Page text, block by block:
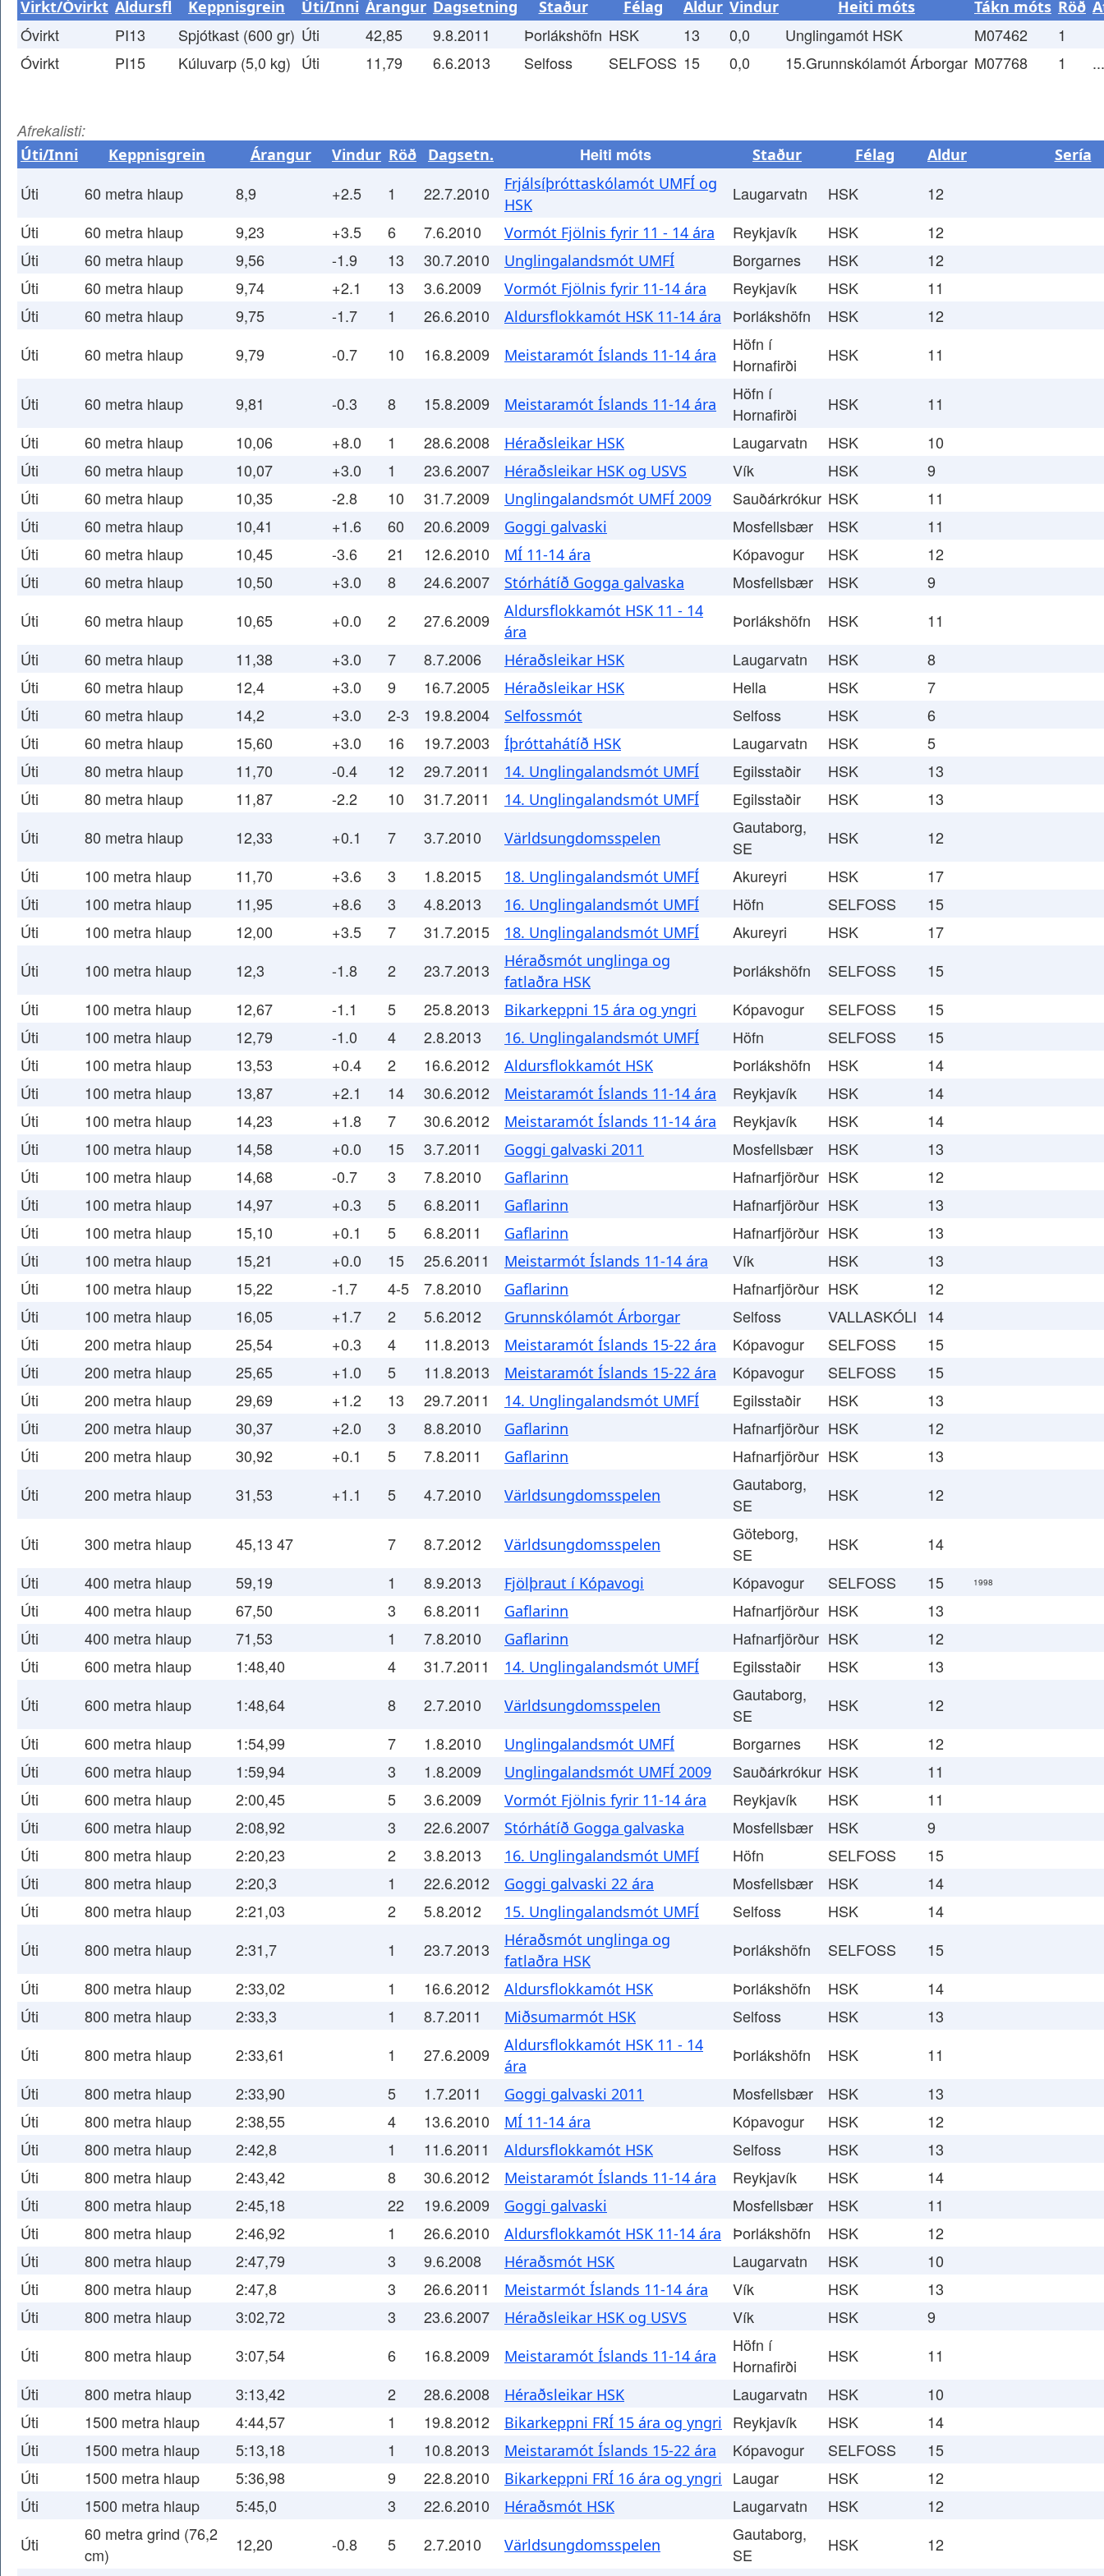
Virkt/Óvirkt Aldursfl Keppnisgrein Úti/Inni Árangur Dagsetning Staður Félag Aldur Vindur Heiti móts Tákn móts Röð
Óvirkt PI13 Spjótkast (600 gr) Úti 42,85 9.8.2011 Þorlákshöfn HSK 13 0,0 Unglingamót HSK M07462
1
Óvirkt
PI15 Kúluvarp (5,0 kg) Úti 11,79 6.6.2013 Selfoss SELFOSS 15 0,0 15.Grunnskólamót Árborgar M07768 1 ...
Afrekalisti:
Úti/Inni Keppnisgrein Árangur Vindur Röð Dagsetn. Heiti móts Staður Félag Aldur Sería
Úti 60 metra hlaup 8,9 +2.5 1 22.7.2010
Frjálsíþróttaskólamót UMFÍ og
HSK
Laugarvatn HSK
12
Úti
60 metra hlaup 9,23 +3.5 6 7.6.2010 Vormót Fjölnis fyrir 11 - 14 ára Reykjavík HSK
12
Úti
60 metra hlaup 9,56 -1.9 13 30.7.2010 Unglingalandsmót UMFÍ Borgarnes HSK
12
Úti
60 metra hlaup 9,74 +2.1 13 3.6.2009 Vormót Fjölnis fyrir 11-14 ára Reykjavík HSK
11
Úti
60 metra hlaup 9,75 -1.7 1 26.6.2010 Aldursflokkamót HSK 11-14 ára Þorlákshöfn HSK
12
Úti
60 metra hlaup 9,79 -0.7 10 16.8.2009 Meistaramót Íslands 11-14 ára
Höfn í
Hornafirði
HSK 11
Úti 60 metra hlaup 9,81 -0.3 8 15.8.2009 Meistaramót Íslands 11-14 ára
Höfn í
Hornafirði
HSK
11
Úti
60 metra hlaup 10,06 +8.0 1 28.6.2008 Héraðsleikar HSK Laugarvatn HSK
10
Úti
60 metra hlaup 10,07 +3.0 1 23.6.2007 Héraðsleikar HSK og USVS Vík HSK
9
Úti
60 metra hlaup 10,35 -2.8 10 31.7.2009 Unglingalandsmót UMFÍ 2009 Sauðárkrókur HSK
11
Úti
60 metra hlaup 10,41 +1.6 60 20.6.2009 Goggi galvaski Mosfellsbær HSK
11
Úti
60 metra hlaup 10,45 -3.6 21 12.6.2010 MÍ 11-14 ára Kópavogur HSK
12
Úti
60 metra hlaup 10,50 +3.0 8 24.6.2007 Stórhátíð Gogga galvaska Mosfellsbær HSK
9
Úti
60 metra hlaup 10,65 +0.0 2 27.6.2009
Aldursflokkamót HSK 11 - 14
ára
Þorlákshöfn HSK
11
Úti
60 metra hlaup 11,38 +3.0 7 8.7.2006 Héraðsleikar HSK Laugarvatn HSK
8
Úti
60 metra hlaup 12,4 +3.0 9 16.7.2005 Héraðsleikar HSK Hella HSK
7
Úti
60 metra hlaup 14,2 +3.0 2-3 19.8.2004 Selfossmót Selfoss HSK
6
Úti
60 metra hlaup 15,60 +3.0 16 19.7.2003 Íþróttahátíð HSK Laugarvatn HSK
5
Úti
80 metra hlaup 11,70 -0.4 12 29.7.2011 14. Unglingalandsmót UMFÍ Egilsstaðir HSK
13
Úti
80 metra hlaup 11,87 -2.2 10 31.7.2011 14. Unglingalandsmót UMFÍ Egilsstaðir HSK
13
Úti
80 metra hlaup 12,33 +0.1 7 3.7.2010 Världsungdomsspelen
Gautaborg,
SE
HSK
12
Úti
100 metra hlaup 11,70 +3.6 3 1.8.2015 18. Unglingalandsmót UMFÍ Akureyri HSK
17
Úti
100 metra hlaup 11,95 +8.6 3 4.8.2013 16. Unglingalandsmót UMFÍ Höfn SELFOSS
15
Úti
100 metra hlaup 12,00 +3.5 7 31.7.2015 18. Unglingalandsmót UMFÍ Akureyri HSK
17
Úti
100 metra hlaup 12,3 -1.8 2 23.7.2013
Héraðsmót unglinga og
fatlaðra HSK
Þorlákshöfn SELFOSS
15
Úti
100 metra hlaup 12,67 -1.1 5 25.8.2013 Bikarkeppni 15 ára og yngri Kópavogur SELFOSS
15
Úti
100 metra hlaup 12,79 -1.0 4 2.8.2013 16. Unglingalandsmót UMFÍ Höfn SELFOSS
15
Úti
100 metra hlaup 13,53 +0.4 2 16.6.2012 Aldursflokkamót HSK Þorlákshöfn HSK
14
Úti
100 metra hlaup 13,87 +2.1 14 30.6.2012 Meistaramót Íslands 11-14 ára Reykjavík HSK
14
Úti
100 metra hlaup 14,23 +1.8 7 30.6.2012 Meistaramót Íslands 11-14 ára Reykjavík HSK
14
Úti
100 metra hlaup 14,58 +0.0 15 3.7.2011 Goggi galvaski 2011 Mosfellsbær HSK
13
Úti
100 metra hlaup 14,68 -0.7 3 7.8.2010 Gaflarinn Hafnarfjörður HSK
12
Úti
100 metra hlaup 14,97 +0.3 5 6.8.2011 Gaflarinn Hafnarfjörður HSK
13
Úti
100 metra hlaup 15,10 +0.1 5 6.8.2011 Gaflarinn Hafnarfjörður HSK
13
Úti
100 metra hlaup 15,21 +0.0 15 25.6.2011 Meistarmót Íslands 11-14 ára Vík HSK
13
Úti
100 metra hlaup 15,22 -1.7 4-5 7.8.2010 Gaflarinn Hafnarfjörður HSK
12
Úti
100 metra hlaup 16,05 +1.7 2 5.6.2012 Grunnskólamót Árborgar Selfoss VALLASKÓLI 14
Úti
200 metra hlaup 25,54 +0.3 4 11.8.2013 Meistaramót Íslands 15-22 ára Kópavogur SELFOSS
15
Úti
200 metra hlaup 25,65 +1.0 5 11.8.2013 Meistaramót Íslands 15-22 ára Kópavogur SELFOSS
15
Úti
200 metra hlaup 29,69 +1.2 13 29.7.2011 14. Unglingalandsmót UMFÍ Egilsstaðir HSK
13
Úti
200 metra hlaup 30,37 +2.0 3 8.8.2010 Gaflarinn Hafnarfjörður HSK
12
Úti
200 metra hlaup 30,92 +0.1 5 7.8.2011 Gaflarinn Hafnarfjörður HSK
13
Úti
200 metra hlaup 31,53 +1.1 5 4.7.2010 Världsungdomsspelen
Gautaborg,
SE
HSK 12
Úti 300 metra hlaup 45,13 47 7 8.7.2012 Världsungdomsspelen
Göteborg,
SE
HSK
14
Úti
400 metra hlaup 59,19 1 8.9.2013 Fjölþraut í Kópavogi Kópavogur SELFOSS 15 1998
Úti 400 metra hlaup 67,50 3 6.8.2011 Gaflarinn Hafnarfjörður HSK
13
Úti
400 metra hlaup 71,53 1 7.8.2010 Gaflarinn Hafnarfjörður HSK
12
Úti
600 metra hlaup 1:48,40 4 31.7.2011 14. Unglingalandsmót UMFÍ Egilsstaðir HSK
13
Úti
600 metra hlaup 1:48,64 8 2.7.2010 Världsungdomsspelen
Gautaborg,
SE
HSK
12
Úti
600 metra hlaup 1:54,99 7 1.8.2010 Unglingalandsmót UMFÍ Borgarnes HSK
12
Úti
600 metra hlaup 1:59,94 3 1.8.2009 Unglingalandsmót UMFÍ 2009 Sauðárkrókur HSK
11
Úti
600 metra hlaup 2:00,45 5 3.6.2009 Vormót Fjölnis fyrir 11-14 ára Reykjavík HSK
11
Úti
600 metra hlaup 2:08,92 3 22.6.2007 Stórhátíð Gogga galvaska Mosfellsbær HSK
9
Úti
800 metra hlaup 2:20,23 2 3.8.2013 16. Unglingalandsmót UMFÍ Höfn SELFOSS
15
Úti
800 metra hlaup 2:20,3 1 22.6.2012 Goggi galvaski 22 ára Mosfellsbær HSK
14
Úti
800 metra hlaup 2:21,03 2 5.8.2012 15. Unglingalandsmót UMFÍ Selfoss HSK
14
Úti
800 metra hlaup 2:31,7 1 23.7.2013
Héraðsmót unglinga og
fatlaðra HSK
Þorlákshöfn SELFOSS
15
Úti
800 metra hlaup 2:33,02 1 16.6.2012 Aldursflokkamót HSK Þorlákshöfn HSK
14
Úti
800 metra hlaup 2:33,3 1 8.7.2011 Miðsumarmót HSK Selfoss HSK
13
Úti
800 metra hlaup 2:33,61 1 27.6.2009
Aldursflokkamót HSK 11 - 14
ára
Þorlákshöfn HSK
11
Úti
800 metra hlaup 2:33,90 5 1.7.2011 Goggi galvaski 2011 Mosfellsbær HSK
13
Úti
800 metra hlaup 2:38,55 4 13.6.2010 MÍ 11-14 ára Kópavogur HSK
12
Úti
800 metra hlaup 2:42,8 1 11.6.2011 Aldursflokkamót HSK Selfoss HSK
13
Úti
800 metra hlaup 2:43,42 8 30.6.2012 Meistaramót Íslands 11-14 ára Reykjavík HSK
14
Úti
800 metra hlaup 2:45,18 22 19.6.2009 Goggi galvaski Mosfellsbær HSK
11
Úti
800 metra hlaup 2:46,92 1 26.6.2010 Aldursflokkamót HSK 11-14 ára Þorlákshöfn HSK
12
Úti
800 metra hlaup 2:47,79 3 9.6.2008 Héraðsmót HSK Laugarvatn HSK
10
Úti
800 metra hlaup 2:47,8 3 26.6.2011 Meistarmót Íslands 11-14 ára Vík HSK
13
Úti
800 metra hlaup 3:02,72 3 23.6.2007 Héraðsleikar HSK og USVS Vík HSK
9
Úti
800 metra hlaup 3:07,54 6 16.8.2009 Meistaramót Íslands 11-14 ára
Höfn í
Hornafirði
HSK
11
Úti
800 metra hlaup 3:13,42 2 28.6.2008 Héraðsleikar HSK Laugarvatn HSK
10
Úti
1500 metra hlaup 4:44,57 1 19.8.2012 Bikarkeppni FRÍ 15 ára og yngri Reykjavík HSK
14
Úti
1500 metra hlaup 5:13,18 1 10.8.2013 Meistaramót Íslands 15-22 ára Kópavogur SELFOSS
15
Úti
1500 metra hlaup 5:36,98 9 22.8.2010 Bikarkeppni FRÍ 16 ára og yngri Laugar HSK
12
Úti
1500 metra hlaup 5:45,0 3 22.6.2010 Héraðsmót HSK Laugarvatn HSK
12
Úti
60 metra grind (76,2
cm)
12,20 -0.8 5 2.7.2010 Världsungdomsspelen
Gautaborg,
SE
HSK
12